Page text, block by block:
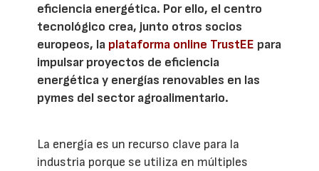
eficiencia energética. Por ello, el centro
tecnológico crea, junto otros socios
europeos, la plataforma online TrustEE para
impulsar proyectos de eficiencia
energética y energías renovables en las
pymes del sector agroalimentario.
La energía es un recurso clave para la
industria porque se utiliza en múltiples